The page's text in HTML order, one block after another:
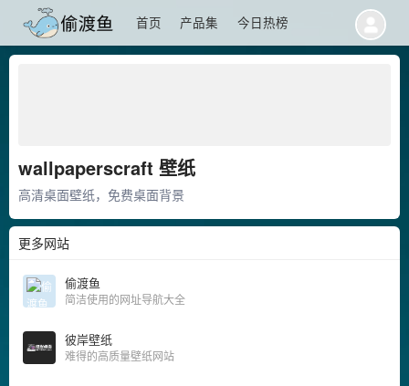
首页 产品集 今日热榜
wallpaperscraft 壁纸
高清桌面壁纸，免费桌面背景
更多网站
偷渡鱼
简洁使用的网址导航大全
彼岸壁纸
难得的高质量壁纸网站